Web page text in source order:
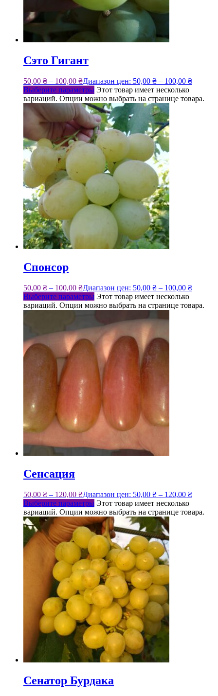
Сэто Гигант
50,00 ₴ – 100,00 ₴Диапазон цен: 50,00 ₴ – 100,00 ₴
Выберите параметры Этот товар имеет несколько
вариаций. Опции можно выбрать на странице товара.
Спонсор
50,00 ₴ – 100,00 ₴Диапазон цен: 50,00 ₴ – 100,00 ₴
Выберите параметры Этот товар имеет несколько
вариаций. Опции можно выбрать на странице товара.
Сенсация
50,00 ₴ – 120,00 ₴Диапазон цен: 50,00 ₴ – 120,00 ₴
Выберите параметры Этот товар имеет несколько
вариаций. Опции можно выбрать на странице товара.
Сенатор Бурдака